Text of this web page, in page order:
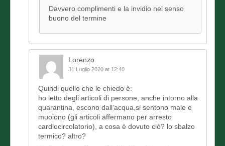
Davvero complimenti e la invidio nel senso
buono del termine
Lorenzo
31 Luglio 2020 at 12:40
Quindi quello che le chiedo è:
ho letto degli articoli di persone, anche intorno alla
quarantina, escono dall’acqua,si sentono male e
muoiono (gli articoli affermano per arresto
cardiocircolatorio), a cosa è dovuto ciò? lo sbalzo
termico? altro?